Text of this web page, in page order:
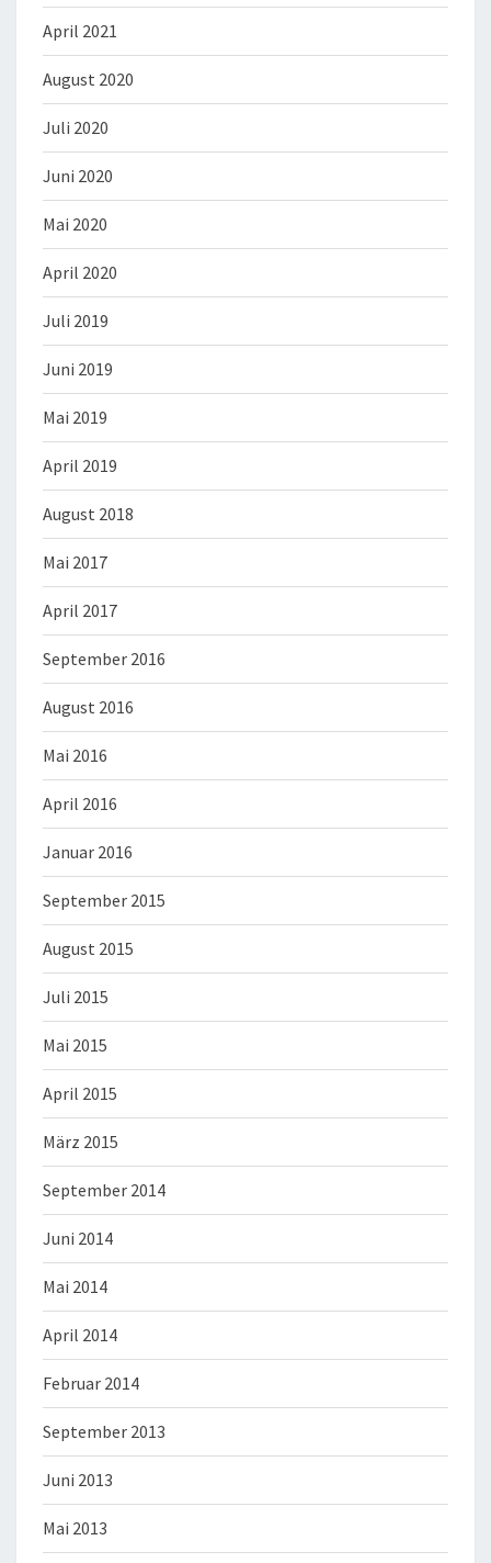
April 2021
August 2020
Juli 2020
Juni 2020
Mai 2020
April 2020
Juli 2019
Juni 2019
Mai 2019
April 2019
August 2018
Mai 2017
April 2017
September 2016
August 2016
Mai 2016
April 2016
Januar 2016
September 2015
August 2015
Juli 2015
Mai 2015
April 2015
März 2015
September 2014
Juni 2014
Mai 2014
April 2014
Februar 2014
September 2013
Juni 2013
Mai 2013